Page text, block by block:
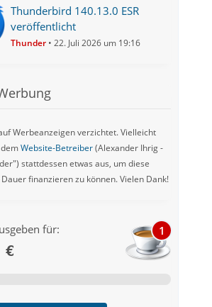
Thunderbird 140.13.0 ESR
veröffentlicht
Thunder 22. Juli 2026 um 19:16
Werbeanzeigen verzichtet. Vielleicht
demWebsite-Betreiber(Alexander Ihrig -
stattdessen etwas aus, um diese
finanzieren zu können. Vielen Dank!
für: 1